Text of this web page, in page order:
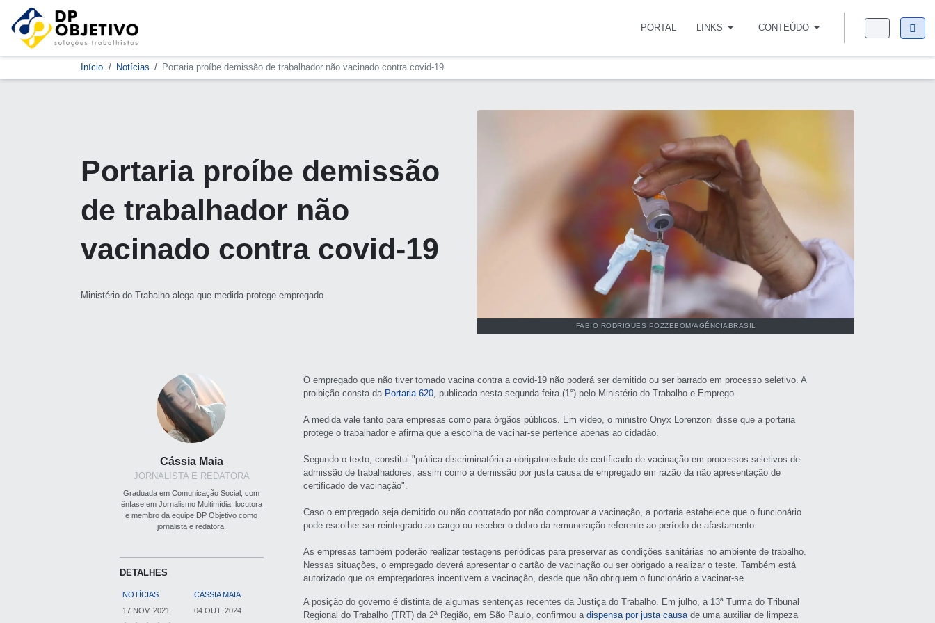
PORTAL LINKS CONTEÚDO
Início Notícias Portaria proíbe demissão de trabalhador não vacinado contra covid-19
Portaria proíbe demissão
de trabalhador não
vacinado contra covid-19
Ministério do Trabalho alega que medida protege empregado
FABIO RODRIGUES POZZEBOM/AGÊNCIABRASIL
Cássia Maia
JORNALISTA E REDATORA
Graduada em Comunicação Social, com
ênfase em Jornalismo Multimídia, locutora
e membro da equipe DP Objetivo como
jornalista e redatora.
DETALHES
NOTÍCIAS
CÁSSIA MAIA
17 NOV. 2021
04 OUT. 2024
O empregado que não tiver tomado vacina contra a covid-19 não poderá ser demitido ou ser barrado em processo seletivo. A
proibição consta da Portaria 620, publicada nesta segunda-feira (1°) pelo Ministério do Trabalho e Emprego.
A medida vale tanto para empresas como para órgãos públicos. Em vídeo, o ministro Onyx Lorenzoni disse que a portaria
protege o trabalhador e afirma que a escolha de vacinar-se pertence apenas ao cidadão.
Segundo o texto, constitui "prática discriminatória a obrigatoriedade de certificado de vacinação em processos seletivos de
admissão de trabalhadores, assim como a demissão por justa causa de empregado em razão da não apresentação de
certificado de vacinação".
Caso o empregado seja demitido ou não contratado por não comprovar a vacinação, a portaria estabelece que o funcionário
pode escolher ser reintegrado ao cargo ou receber o dobro da remuneração referente ao período de afastamento.
As empresas também poderão realizar testagens periódicas para preservar as condições sanitárias no ambiente de trabalho.
Nessas situações, o empregado deverá apresentar o cartão de vacinação ou ser obrigado a realizar o teste. Também está
autorizado que os empregadores incentivem a vacinação, desde que não obriguem o funcionário a vacinar-se.
A posição do governo é distinta de algumas sentenças recentes da Justiça do Trabalho. Em julho, a 13ª Turma do Tribunal
Regional do Trabalho (TRT) da 2ª Região, em São Paulo, confirmou adispensa por justa causa de uma auxiliar de limpeza